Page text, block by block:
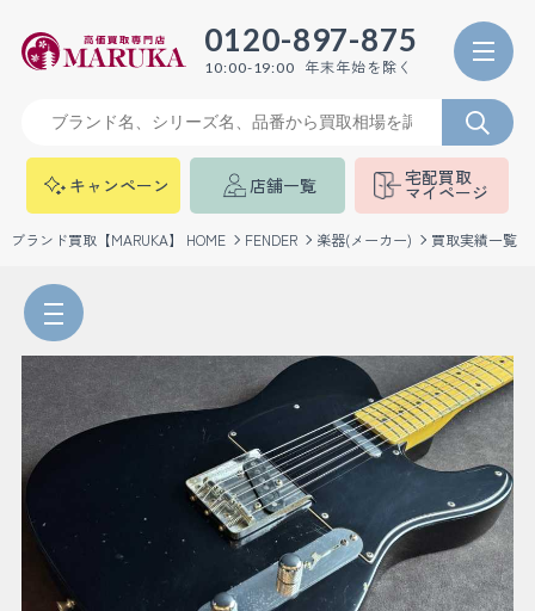
0120-897-875
10:00-19:00 年末年始を除く
キャンペーン 店舗一覧 宅配買取
マイページ
ブランド買取【MARUKA】 HOME FENDER 楽器(メーカー) 買取実績一覧